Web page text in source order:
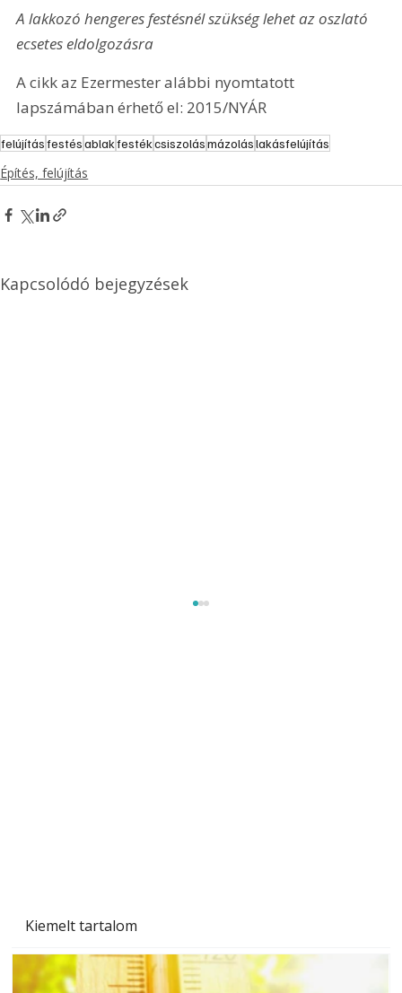
Kiemelt tartalom
A lakkozó hengeres festésnél szükség lehet az oszlató
ecsetes eldolgozásra
A cikk az Ezermester alábbi nyomtatott
lapszámában érhető el: 2015/NYÁR
felújításfestésablakfestékcsiszolásmázoláslakásfelújítás
Építés, felújítás
Kapcsolódó bejegyzések